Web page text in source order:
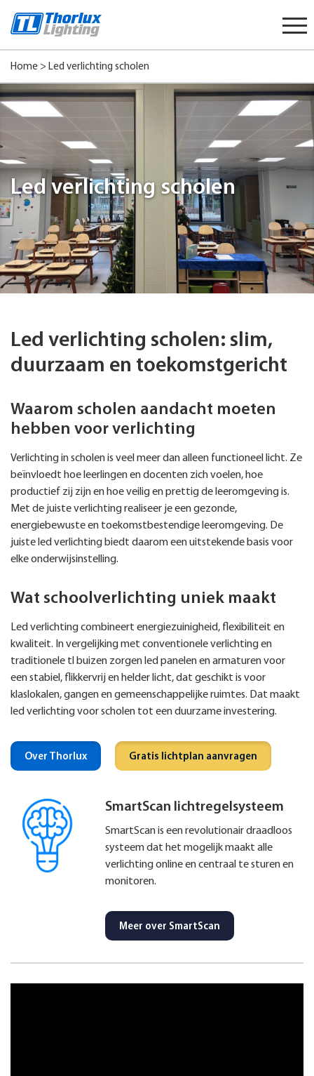
content
Home > Led verlichting scholen
Led verlichting scholen
Led verlichting scholen: slim,
duurzaam en toekomstgericht
Waarom scholen aandacht moeten
hebben voor verlichting
Verlichting in scholen is veel meer dan alleen functioneel licht. Ze
beïnvloedt hoe leerlingen en docenten zich voelen, hoe
productief zij zijn en hoe veilig en prettig de leeromgeving is.
Met de juiste verlichting realiseer je een gezonde,
energiebewuste en toekomstbestendige leeromgeving. De
juiste led verlichting biedt daarom een uitstekende basis voor
elke onderwijsinstelling.
Wat schoolverlichting uniek maakt
Led verlichting combineert energiezuinigheid, flexibiliteit en
kwaliteit. In vergelijking met conventionele verlichting en
traditionele tl buizen zorgen led panelen en armaturen voor
een stabiel, flikkervrij en helder licht, dat geschikt is voor
klaslokalen, gangen en gemeenschappelijke ruimtes. Dat maakt
led verlichting voor scholen tot een duurzame investering.
Over Thorlux Gratis lichtplan aanvragen
SmartScan lichtregelsysteem
SmartScan is een revolutionair draadloos
systeem dat het mogelijk maakt alle
verlichting online en centraal te sturen en
monitoren.
Meer over SmartScan